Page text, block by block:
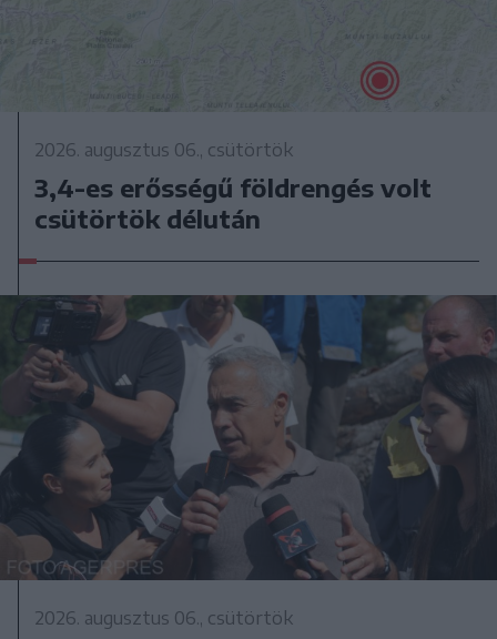
2026. augusztus 06., csütörtök
3,4-es erősségű földrengés volt
csütörtök délután
2026. augusztus 06., csütörtök